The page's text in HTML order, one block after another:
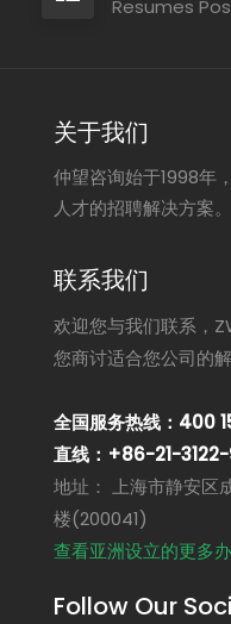
Resumes
关于我们
仲望咨询始于1998年
人才的招聘解决方案。
联系我们
欢迎您与我们联系，
您商讨适合您公司的
全国服务热线：400
直线：+86-21-
地址： 上海市静安区
楼(200041)
查看亚洲设立的更多
Follow Our